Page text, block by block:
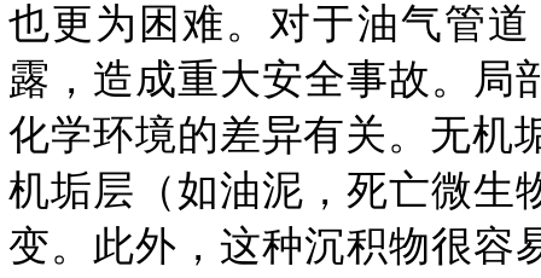
也更为困难。对于油气管
露，造成重大安全事故。局
化学环境的差异有关。无机
机垢层（如油泥，死亡微生
变。此外，这种沉积物很容